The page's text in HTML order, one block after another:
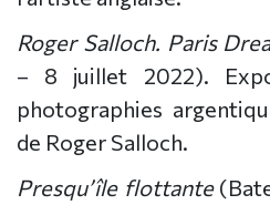
Roger Salloch. Paris
– 8 juillet 2022).
photographies
de Roger Salloch.
Presqu’île flottante